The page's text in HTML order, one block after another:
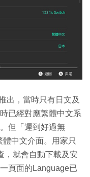
出，當時只有日文及
已經對應繁體中文系
但「遲到好過無
中文介面。用家只
，就會自動下載及安
頁面的Language已